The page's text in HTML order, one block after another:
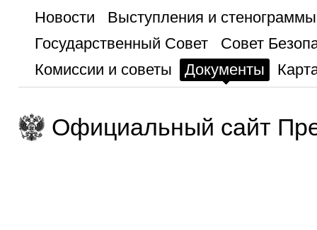
Новости
Выступления и стенограммы
Государственный Совет
Совет
Комиссии и советы
Документы
Официальный сайт